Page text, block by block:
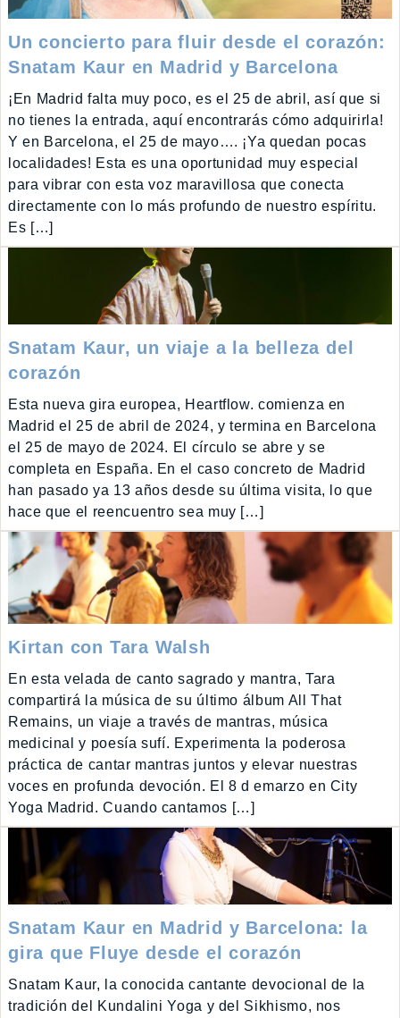
Un concierto para fluir desde el corazón:
Snatam Kaur en Madrid y Barcelona
¡En Madrid falta muy poco, es el 25 de abril, así que si
no tienes la entrada, aquí encontrarás cómo adquirirla!
Y en Barcelona, el 25 de mayo…. ¡Ya quedan pocas
localidades! Esta es una oportunidad muy especial
para vibrar con esta voz maravillosa que conecta
directamente con lo más profundo de nuestro espíritu.
Es […]
Snatam Kaur, un viaje a la belleza del
corazón
Esta nueva gira europea, Heartflow. comienza en
Madrid el 25 de abril de 2024, y termina en Barcelona
el 25 de mayo de 2024. El círculo se abre y se
completa en España. En el caso concreto de Madrid
han pasado ya 13 años desde su última visita, lo que
hace que el reencuentro sea muy […]
Kirtan con Tara Walsh
En esta velada de canto sagrado y mantra, Tara
compartirá la música de su último álbum All That
Remains, un viaje a través de mantras, música
medicinal y poesía sufí. Experimenta la poderosa
práctica de cantar mantras juntos y elevar nuestras
voces en profunda devoción. El 8 d emarzo en City
Yoga Madrid. Cuando cantamos […]
Snatam Kaur en Madrid y Barcelona: la
gira que Fluye desde el corazón
Snatam Kaur, la conocida cantante devocional de la
tradición del Kundalini Yoga y del Sikhismo, nos